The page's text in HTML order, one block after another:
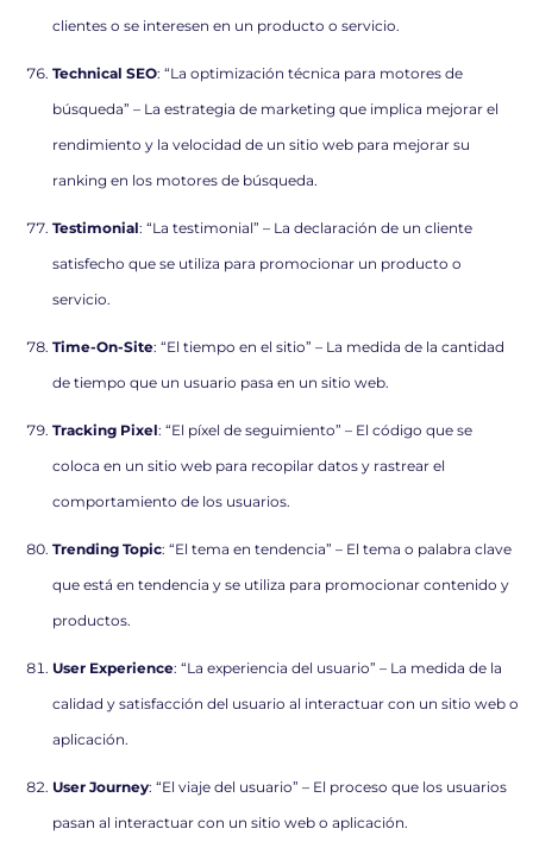
clientes o se interesen en un producto o servicio.
Technical SEO: “La optimización técnica para motores de
búsqueda” – La estrategia de marketing que implica mejorar el
rendimiento y la velocidad de un sitio web para mejorar su
ranking en los motores de búsqueda.
Testimonial: “La testimonial” – La declaración de un cliente
satisfecho que se utiliza para promocionar un producto o
servicio.
Time-On-Site: “El tiempo en el sitio” – La medida de la cantidad
de tiempo que un usuario pasa en un sitio web.
Tracking Pixel: “El píxel de seguimiento” – El código que se
coloca en un sitio web para recopilar datos y rastrear el
comportamiento de los usuarios.
Trending Topic: “El tema en tendencia” – El tema o palabra clave
que está en tendencia y se utiliza para promocionar contenido y
productos.
User Experience: “La experiencia del usuario” – La medida de la
calidad y satisfacción del usuario al interactuar con un sitio web o
aplicación.
User Journey: “El viaje del usuario” – El proceso que los usuarios
pasan al interactuar con un sitio web o aplicación.